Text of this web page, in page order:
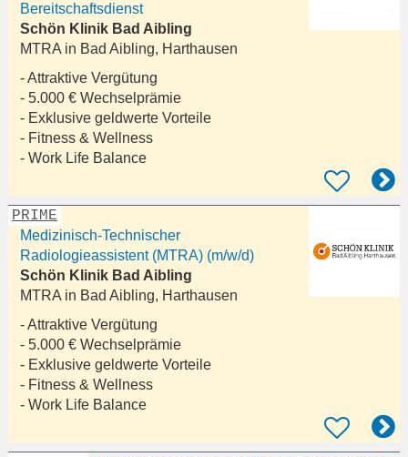
Bereitschaftsdienst
Schön Klinik Bad Aibling
MTRA in Bad Aibling, Harthausen
- Attraktive Vergütung
- 5.000 € Wechselprämie
- Exklusive geldwerte Vorteile
- Fitness & Wellness
- Work Life Balance
PRIME
Medizinisch-Technischer
Radiologieassistent (MTRA) (m/w/d)
Schön Klinik Bad Aibling
MTRA in Bad Aibling, Harthausen
- Attraktive Vergütung
- 5.000 € Wechselprämie
- Exklusive geldwerte Vorteile
- Fitness & Wellness
- Work Life Balance